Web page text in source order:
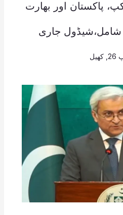
ایشیا کپ، پاکستان اور بھارت
جاری
, کھیل